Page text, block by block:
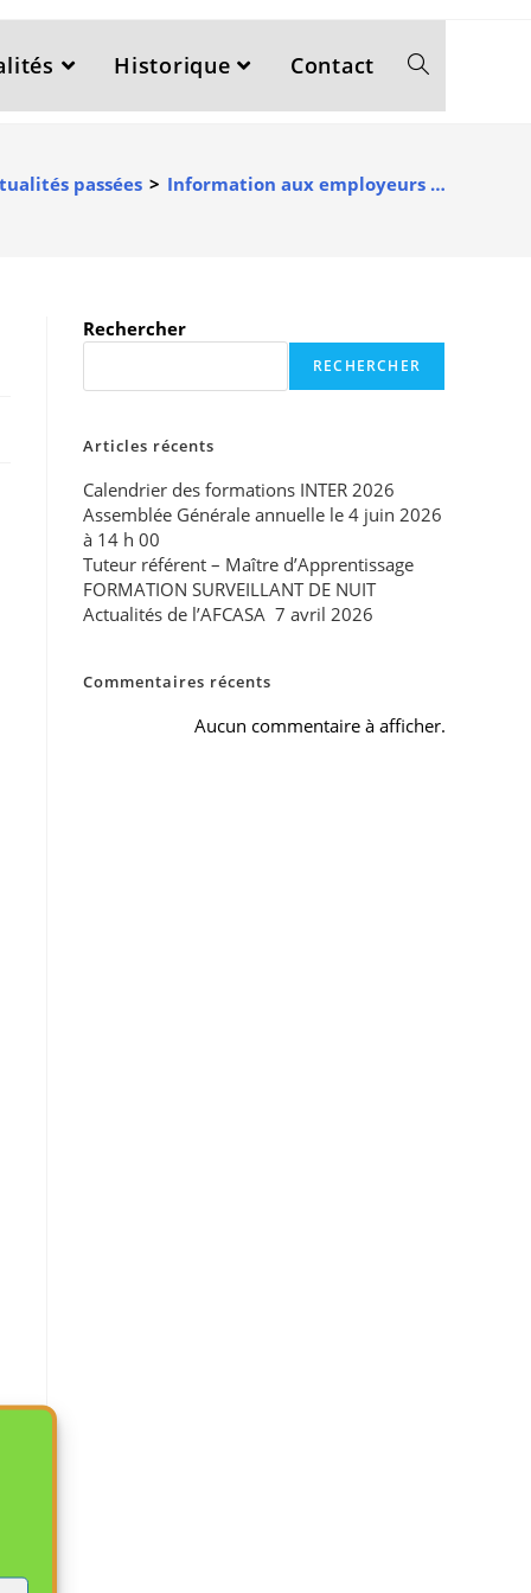
Historique Contact
passées > Information aux employeurs …
Rechercher
RECHERCHER
Articles récents
Calendrier des formations INTER 2026
Assemblée Générale annuelle le 4 juin 2026
à 14 h 00
Tuteur référent – Maître d’Apprentissage
FORMATION SURVEILLANT DE NUIT
Actualités de l’AFCASA 7 avril 2026
Commentaires récents
Aucun commentaire à afficher.